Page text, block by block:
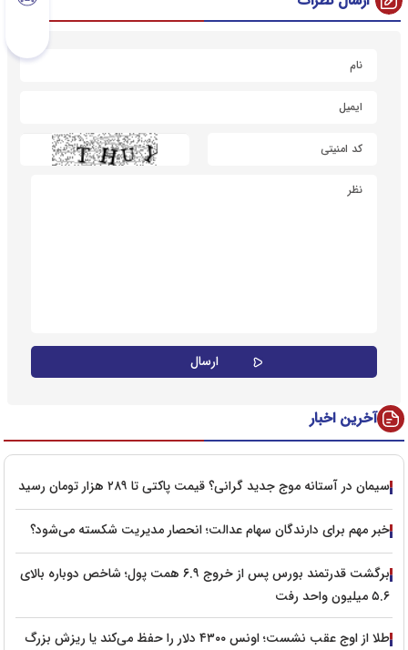
آخرین اخبار
سیمان در آستانه موج جدید گرانی؟ قیمت پاکتی تا ۲۸۹ هزار تومان رسید
خبر مهم برای دارندگان سهام عدالت؛ انحصار مدیریت شکسته می‌شود؟
برگشت قدرتمند بورس پس از خروج ۶.۹ همت پول؛ شاخص دوباره بالای
۵.۶ میلیون واحد رفت
طلا از اوج عقب نشست؛ اونس ۴۳۰۰ دلار را حفظ می‌کند یا ریزش بزرگ